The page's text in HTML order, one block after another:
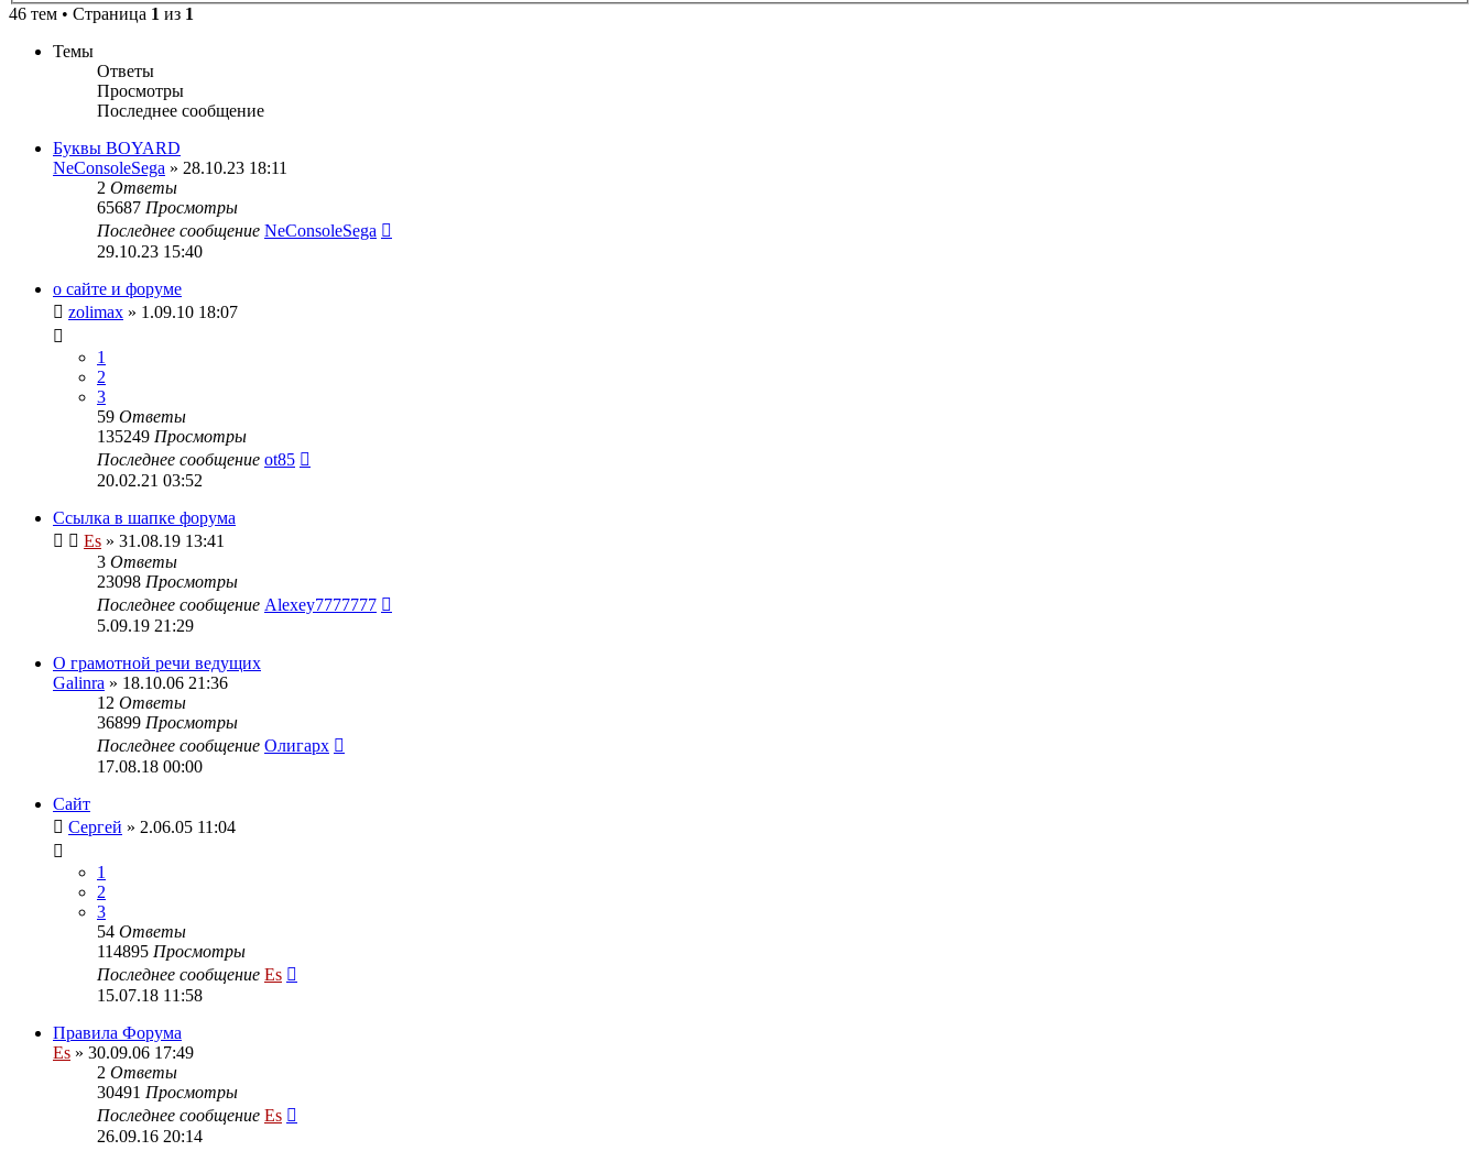
46 тем • Страница 1 из 1
Темы
Ответы
Просмотры
Последнее сообщение
Буквы BOYARD
NeConsoleSega » 28.10.23 18:11
2 Ответы
65687 Просмотры
Последнее сообщение NeConsoleSega
29.10.23 15:40
о сайте и форуме
zolimax » 1.09.10 18:07
1
2
3
59 Ответы
135249 Просмотры
Последнее сообщение ot85
20.02.21 03:52
Ссылка в шапке форума
Es » 31.08.19 13:41
3 Ответы
23098 Просмотры
Последнее сообщение Alexey7777777
5.09.19 21:29
О грамотной речи ведущих
Galinra » 18.10.06 21:36
12 Ответы
36899 Просмотры
Последнее сообщение Олигарх
17.08.18 00:00
Сайт
Сергей » 2.06.05 11:04
1
2
3
54 Ответы
114895 Просмотры
Последнее сообщение Es
15.07.18 11:58
Правила Форума
Es » 30.09.06 17:49
2 Ответы
30491 Просмотры
Последнее сообщение Es
26.09.16 20:14